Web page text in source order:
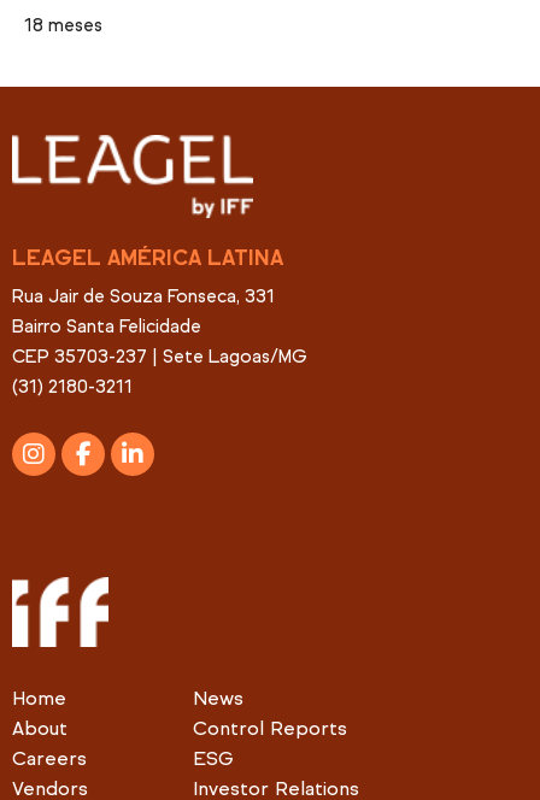
18 meses
LEAGEL AMÉRICA LATINA
Rua Jair de Souza Fonseca, 331
Bairro Santa Felicidade
CEP 35703-237 | Sete Lagoas/MG
(31) 2180-3211
Home
About
Careers
Vendors
News
Control Reports
ESG
Investor Relations